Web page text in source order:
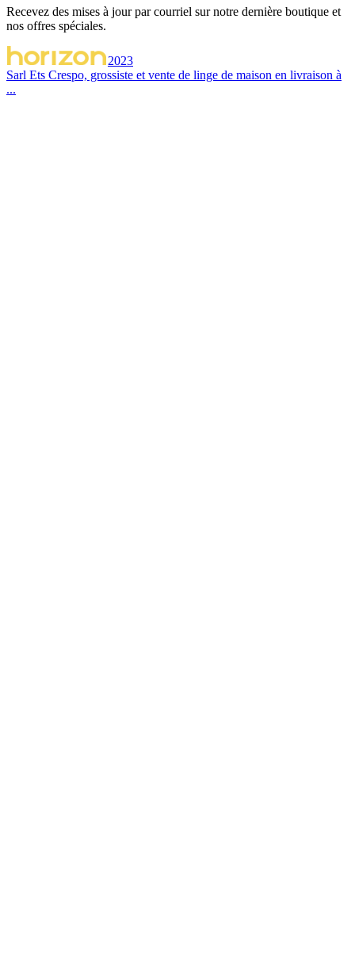
Recevez des mises à jour par courriel sur notre dernière boutique et
nos offres spéciales.
2023
Sarl Ets Crespo, grossiste et vente de linge de maison en livraison à
...